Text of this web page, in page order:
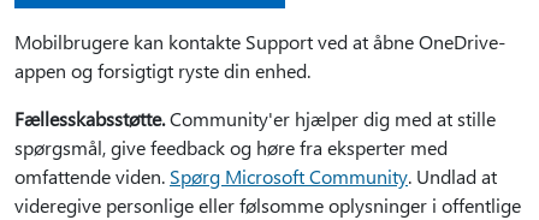
Mobilbrugere kan kontakte Support ved at åbne OneDrive-
appen og forsigtigt ryste din enhed.
Fællesskabsstøtte.Community'er hjælper dig med at stille
spørgsmål, give feedback og høre fra eksperter med
omfattende viden. Spørg Microsoft Community. Undlad at
videregive personlige eller følsomme oplysninger i offentlige